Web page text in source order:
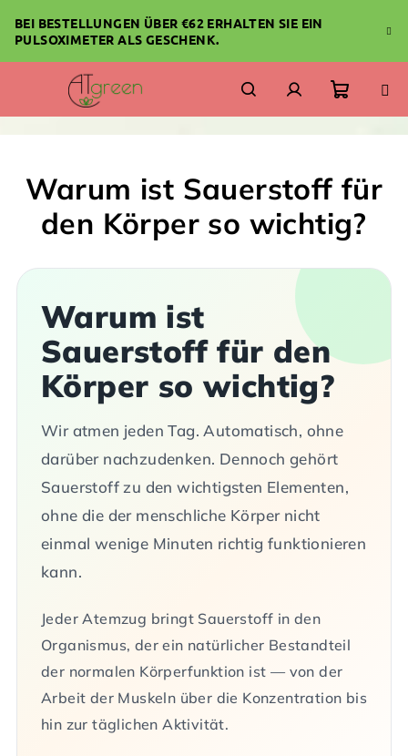
Inhalt
springen
BEI BESTELLUNGEN ÜBER €62 ERHALTEN SIE EIN
PULSOXIMETER ALS GESCHENK.
SuchenLogin
Warum ist Sauerstoff für
den Körper so wichtig?
Warum ist
Sauerstoff für den
Körper so wichtig?
Wir atmen jeden Tag. Automatisch, ohne
darüber nachzudenken. Dennoch gehört
Sauerstoff zu den wichtigsten Elementen,
ohne die der menschliche Körper nicht
einmal wenige Minuten richtig funktionieren
kann.
Jeder Atemzug bringt Sauerstoff in den
Organismus, der ein natürlicher Bestandteil
der normalen Körperfunktion ist — von der
Arbeit der Muskeln über die Konzentration bis
hin zur täglichen Aktivität.